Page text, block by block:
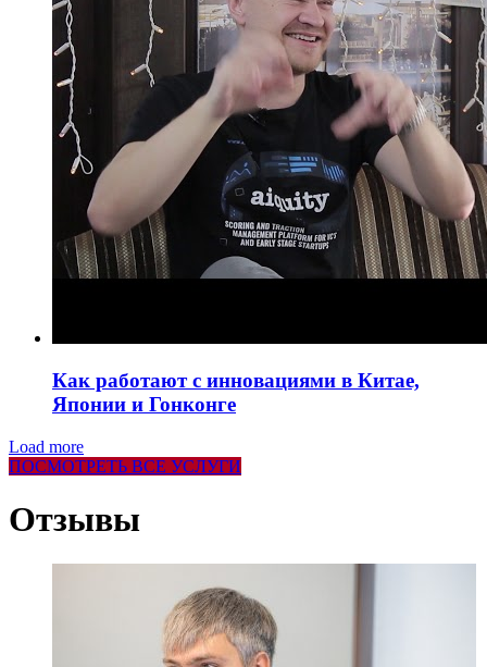
Как работают с инновациями в Китае,
Японии и Гонконге
Load more
ПОСМОТРЕТЬ ВСЕ УСЛУГИ
Отзывы